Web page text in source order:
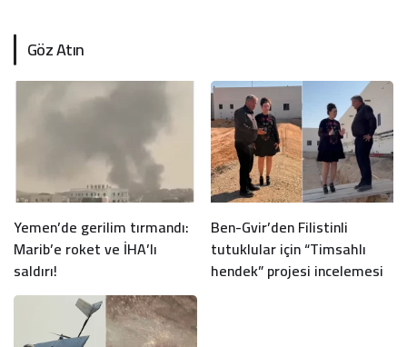
Göz Atın
Yemen’de gerilim tırmandı:
Marib’e roket ve İHA’lı
saldırı!
Ben-Gvir’den Filistinli
tutuklular için “Timsahlı
hendek” projesi incelemesi